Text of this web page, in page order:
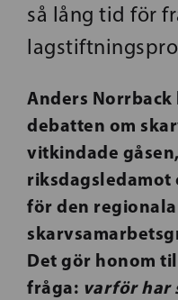
så lång tid för
Anders
debatten om
vitkindade
riksdagsledamot
för den regionala
Det gör honom
fråga: varför har